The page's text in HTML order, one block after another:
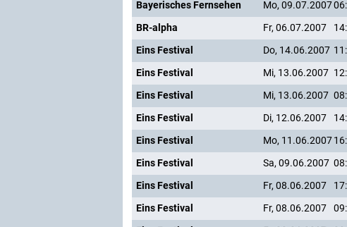
Bayerisches Fernsehen
Mo, 09.07.2007
BR-alpha
Fr, 06.07.2007
Eins Festival
Do, 14.06.2007
Eins Festival
Mi, 13.06.2007
Eins Festival
Mi, 13.06.2007
Eins Festival
Di, 12.06.2007
Eins Festival
Mo, 11.06.2007
Eins Festival
Sa, 09.06.2007
Eins Festival
Fr, 08.06.2007
Eins Festival
Fr, 08.06.2007